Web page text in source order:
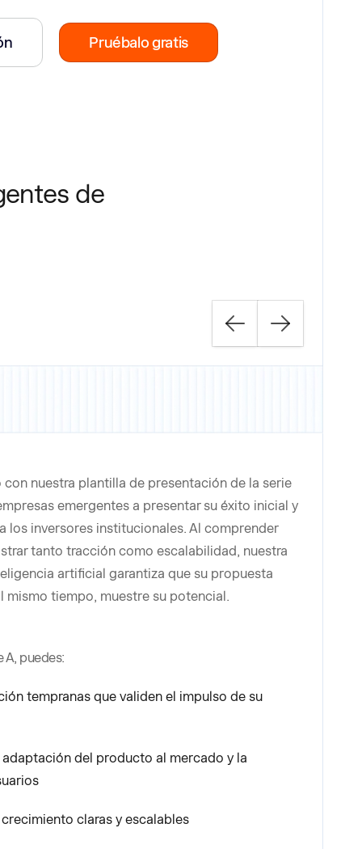
Pruébalo gratis
de
nuestra plantilla de presentación de la serie
emergentes a presentar su éxito inicial y
los inversores institucionales. Al comprender
tanto tracción como escalabilidad, nuestra
artificial garantiza que su propuesta
mismo tiempo, muestre su potencial.
A, puedes:
tempranas que validen el impulso de su
adaptación del producto al mercado y la
claras y escalables